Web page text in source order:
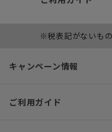
※税表記がないも
キャンペーン情報
ご利用ガイド